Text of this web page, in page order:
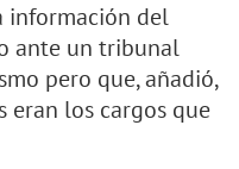
información del
ante un tribunal
pero que, añadió,
eran los cargos que